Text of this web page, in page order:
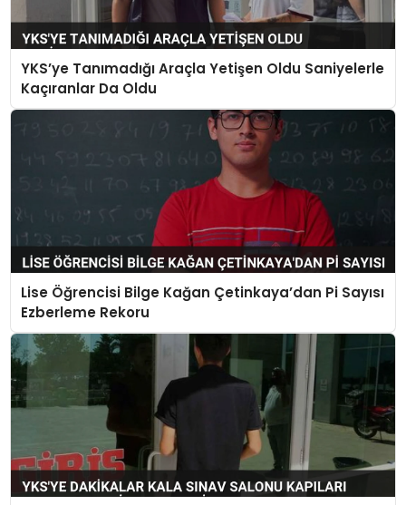
YKS’ye Tanımadığı Araçla Yetişen Oldu Saniyelerle
Kaçıranlar Da Oldu
Lise Öğrencisi Bilge Kağan Çetinkaya’dan Pi Sayısı
Ezberleme Rekoru